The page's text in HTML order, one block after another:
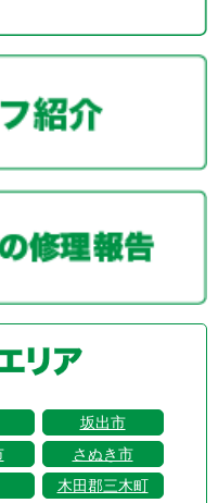
坂出市
さぬき市
木田郡三木町